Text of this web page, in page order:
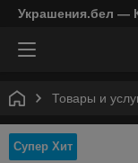
Украшения.бел —
Товары и
Супер Хит